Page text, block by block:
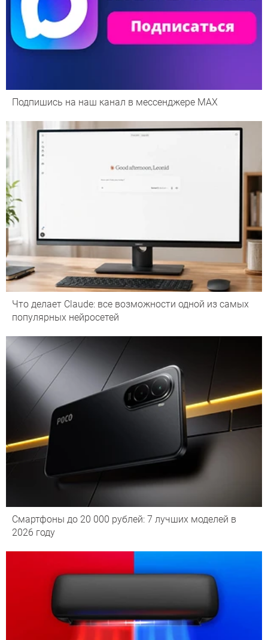
Подпишись на наш канал в мессенджере МАХ
Что делает Сlaude: все возможности одной из самых
популярных нейросетей
Смартфоны до 20 000 рублей: 7 лучших моделей в
2026 году